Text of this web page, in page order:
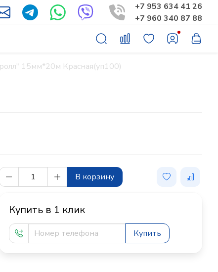
+7 953 634 41 26
+7 960 340 87 88
15мм*20м Красная(уп100)
В корзину
Купить в 1 клик
Купить